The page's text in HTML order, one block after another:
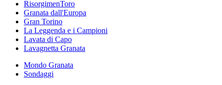
RisorgimenToro
Granata dall'Europa
Gran Torino
La Leggenda e i Campioni
Lavata di Capo
Lavagnetta Granata
Mondo Granata
Sondaggi